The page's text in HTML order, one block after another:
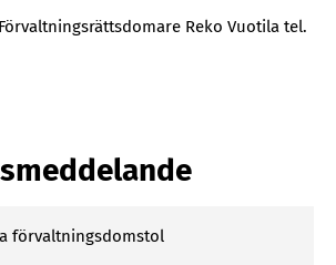
Förvaltningsrättsdomare Reko Vuotila tel.
för­valt­nings­dom­stol